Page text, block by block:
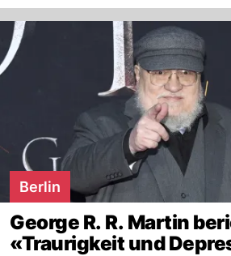
Berlin
George R. R. Martin
«Traurigkeit und